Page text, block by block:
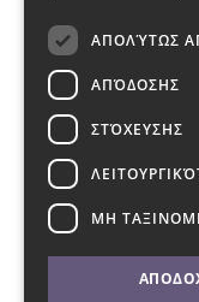
ΑΠΟΛΎΤΩΣ
ΑΠΌΔΟΣΗΣ
ΣΤΌΧΕΥΣΗΣ
ΜΗ